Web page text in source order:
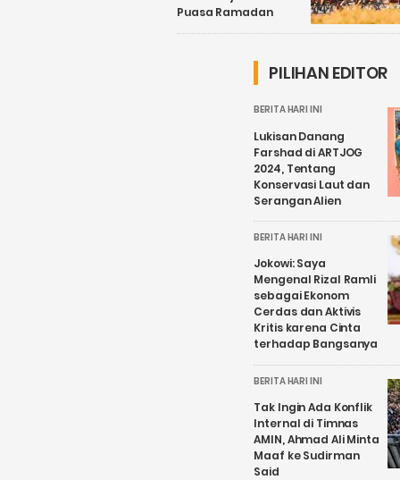
Puasa Ramadan
PILIHAN EDITOR
BERITA HARI INI
Lukisan Danang
Farshad di ARTJOG
2024, Tentang
Konservasi Laut dan
Serangan Alien
BERITA HARI INI
Jokowi: Saya
Mengenal Rizal Ramli
sebagai Ekonom
Cerdas dan Aktivis
Kritis karena Cinta
terhadap Bangsanya
BERITA HARI INI
Tak Ingin Ada Konflik
Internal di Timnas
AMIN, Ahmad Ali Minta
Maaf ke Sudirman
Said